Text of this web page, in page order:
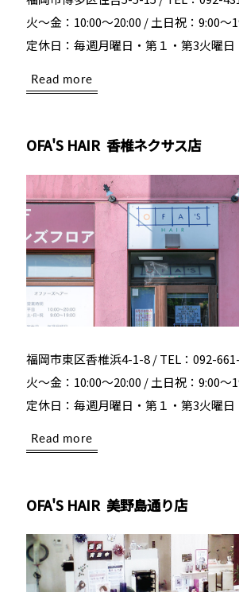
火～金：10:00～20:00 / 土日祝：9:00～
定休日：毎週月曜日・第１・第3火曜日
Read more
OFA'S HAIR 香椎ネクサス店
福岡市東区香椎浜4-1-8 / TEL：092-
火～金：10:00～20:00 / 土日祝：9:00～
定休日：毎週月曜日・第１・第3火曜日
Read more
OFA'S HAIR 美野島通り店